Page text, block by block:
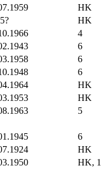
HK
HK
4
6
6
6
HK
HK
5
6
HK
HK, 1